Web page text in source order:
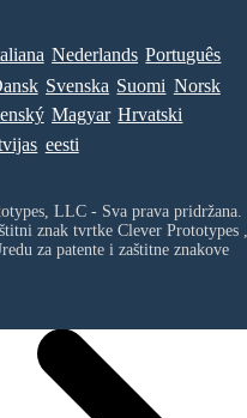
Nederlands Português
Svenska Suomi Norsk
Magyar Hrvatski
eesti
LLC - Sva prava pridržana.
znak tvrtke Clever Prototypes ,
za patente i zaštitne znakove